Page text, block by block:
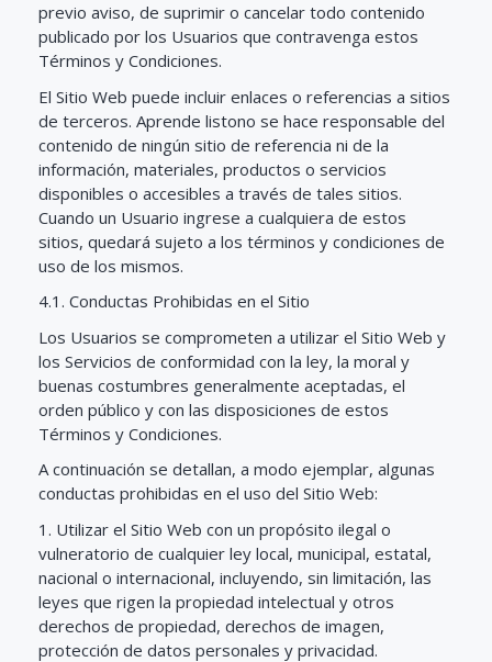
previo aviso, de suprimir o cancelar todo contenido
publicado por los Usuarios que contravenga estos
Términos y Condiciones.
El Sitio Web puede incluir enlaces o referencias a sitios
de terceros. Aprende listono se hace responsable del
contenido de ningún sitio de referencia ni de la
información, materiales, productos o servicios
disponibles o accesibles a través de tales sitios.
Cuando un Usuario ingrese a cualquiera de estos
sitios, quedará sujeto a los términos y condiciones de
uso de los mismos.
4.1. Conductas Prohibidas en el Sitio
Los Usuarios se comprometen a utilizar el Sitio Web y
los Servicios de conformidad con la ley, la moral y
buenas costumbres generalmente aceptadas, el
orden público y con las disposiciones de estos
Términos y Condiciones.
A continuación se detallan, a modo ejemplar, algunas
conductas prohibidas en el uso del Sitio Web:
1. Utilizar el Sitio Web con un propósito ilegal o
vulneratorio de cualquier ley local, municipal, estatal,
nacional o internacional, incluyendo, sin limitación, las
leyes que rigen la propiedad intelectual y otros
derechos de propiedad, derechos de imagen,
protección de datos personales y privacidad.